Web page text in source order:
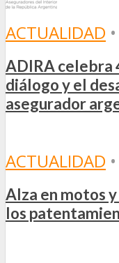
ACTUALIDAD •
ADIRA celebra
diálogo y el
asegurador
ACTUALIDAD •
Alza en motos
los